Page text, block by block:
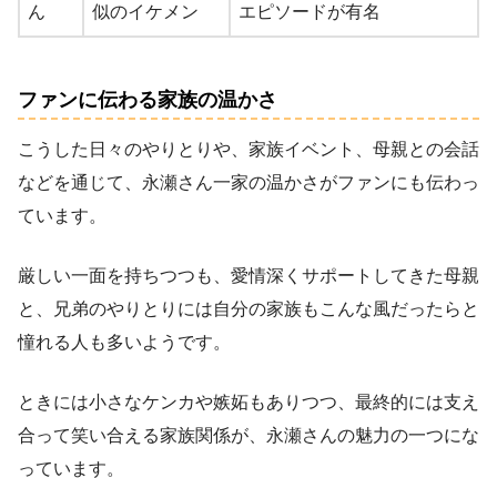
ん
似のイケメン
エピソードが有名
ファンに伝わる家族の温かさ
こうした日々のやりとりや、家族イベント、母親との会話
などを通じて、永瀬さん一家の温かさがファンにも伝わっ
ています。
厳しい一面を持ちつつも、愛情深くサポートしてきた母親
と、兄弟のやりとりには自分の家族もこんな風だったらと
憧れる人も多いようです。
ときには小さなケンカや嫉妬もありつつ、最終的には支え
合って笑い合える家族関係が、永瀬さんの魅力の一つにな
っています。